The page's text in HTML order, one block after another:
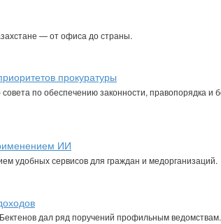
— от офиса до страны.
прокуратуры
по обеспечению законности, правопорядка и
ИИ
удобных сервисов для граждан и медорганизаций.
дал ряд поручений профильным ведомствам.